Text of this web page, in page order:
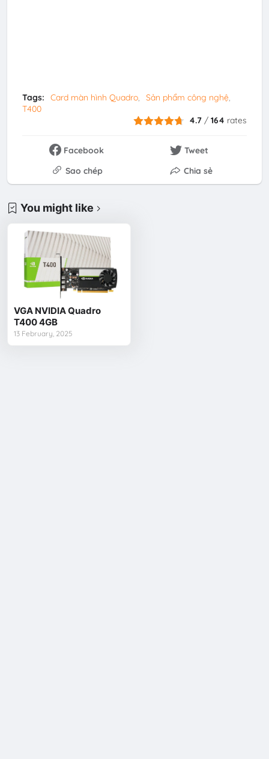
Tags: Card màn hình Quadro
Sản phẩm công nghệ
T400
4.7 /164 rates
Facebook
Tweet
Sao chép
Chia sẻ
You might like
VGA NVIDIA Quadro
T400 4GB
13 February, 2025